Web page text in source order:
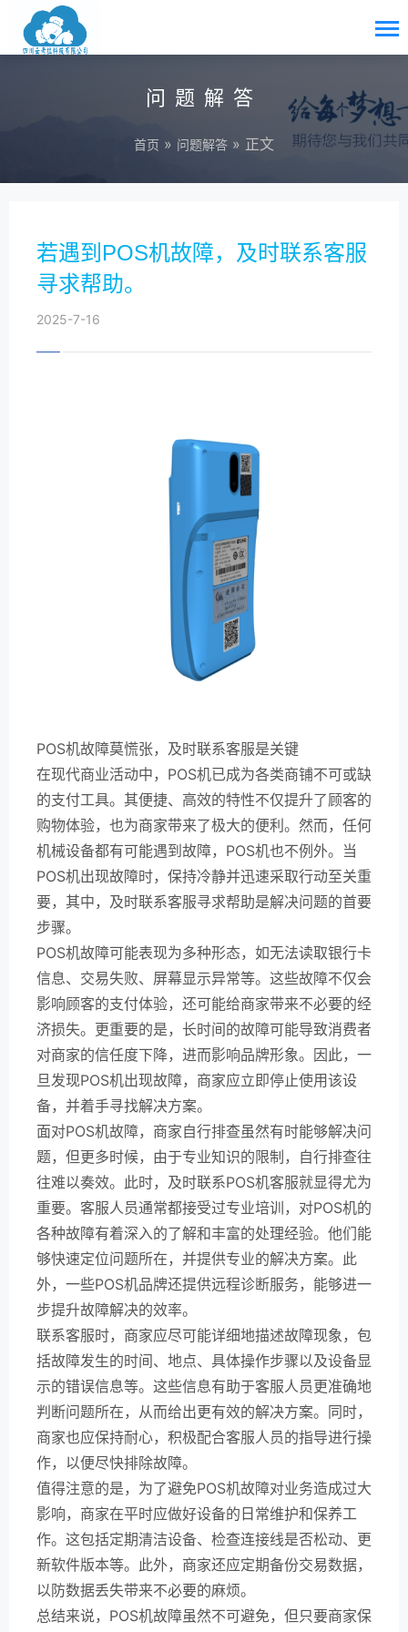
问题解答
首页 » 问题解答 » 正文
若遇到POS机故障，及时联系客服
寻求帮助。
2025-7-16
POS机故障莫慌张，及时联系客服是关键
在现代商业活动中，POS机已成为各类商铺不可或缺
的支付工具。其便捷、高效的特性不仅提升了顾客的
购物体验，也为商家带来了极大的便利。然而，任何
机械设备都有可能遇到故障，POS机也不例外。当
POS机出现故障时，保持冷静并迅速采取行动至关重
要，其中，及时联系客服寻求帮助是解决问题的首要
步骤。
POS机故障可能表现为多种形态，如无法读取银行卡
信息、交易失败、屏幕显示异常等。这些故障不仅会
影响顾客的支付体验，还可能给商家带来不必要的经
济损失。更重要的是，长时间的故障可能导致消费者
对商家的信任度下降，进而影响品牌形象。因此，一
旦发现POS机出现故障，商家应立即停止使用该设
备，并着手寻找解决方案。
面对POS机故障，商家自行排查虽然有时能够解决问
题，但更多时候，由于专业知识的限制，自行排查往
往难以奏效。此时，及时联系POS机客服就显得尤为
重要。客服人员通常都接受过专业培训，对POS机的
各种故障有着深入的了解和丰富的处理经验。他们能
够快速定位问题所在，并提供专业的解决方案。此
外，一些POS机品牌还提供远程诊断服务，能够进一
步提升故障解决的效率。
联系客服时，商家应尽可能详细地描述故障现象，包
括故障发生的时间、地点、具体操作步骤以及设备显
示的错误信息等。这些信息有助于客服人员更准确地
判断问题所在，从而给出更有效的解决方案。同时，
商家也应保持耐心，积极配合客服人员的指导进行操
作，以便尽快排除故障。
值得注意的是，为了避免POS机故障对业务造成过大
影响，商家在平时应做好设备的日常维护和保养工
作。这包括定期清洁设备、检查连接线是否松动、更
新软件版本等。此外，商家还应定期备份交易数据，
以防数据丢失带来不必要的麻烦。
总结来说，POS机故障虽然不可避免，但只要商家保